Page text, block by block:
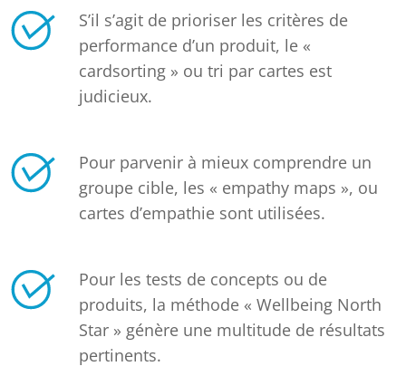
S’il s’agit de prioriser les critères de
performance d’un produit, le «
cardsorting » ou tri par cartes est
judicieux.
Pour parvenir à mieux comprendre un
groupe cible, les « empathy maps », ou
cartes d’empathie sont utilisées.
Pour les tests de concepts ou de
produits, la méthode « Wellbeing North
Star » génère une multitude de résultats
pertinents.